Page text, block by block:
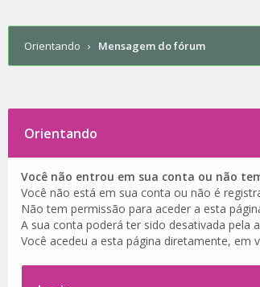
Orientando › Mensagem do fórum
Orientando
Você não entrou em sua conta ou não
Você não está em sua conta ou não é
Não tem permissão para aceder a esta
A sua conta poderá ter sido desativada pela
Você acedeu a esta página diretamente, em